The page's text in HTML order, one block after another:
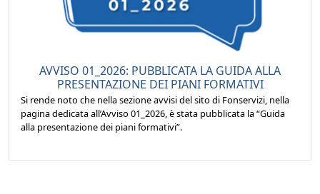
AVVISO 01_2026: PUBBLICATA LA GUIDA ALLA
PRESENTAZIONE DEI PIANI FORMATIVI
Si rende noto che nella sezione avvisi del sito di Fonservizi, nella
pagina dedicata all’Avviso 01_2026, è stata pubblicata la “Guida
alla presentazione dei piani formativi”.